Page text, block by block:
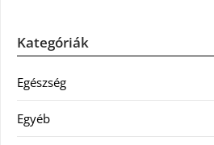
Kategóriák
Egészség
Egyéb